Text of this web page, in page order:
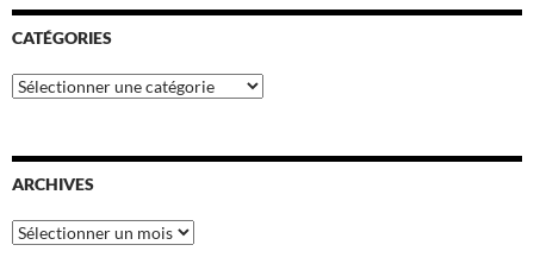
CATÉGORIES
Catégories
ARCHIVES
Archives